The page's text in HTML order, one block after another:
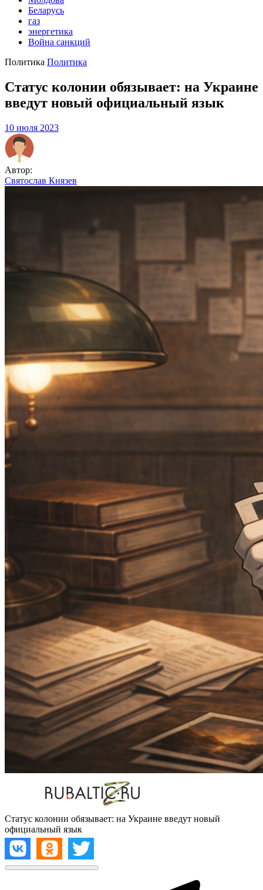
Беларусь
газ
энергетика
Война санкций
Политика Политика
Статус колонии обязывает: на Украине
введут новый официальный язык
10 июля 2023
Автор:
Святослав Князев
Статус колонии обязывает: на Украине введут новый
официальный язык